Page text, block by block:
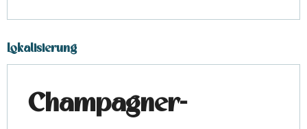
Lokalisierung
Champagner-